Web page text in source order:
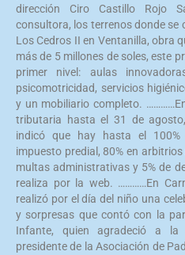
dirección Ciro Castillo Rojo
consultora, los terrenos donde se
Los Cedros II en Ventanilla, obra
más de 5 millones de soles, este
primer nivel: aulas
psicomotricidad, servicios
y un mobiliario completo.
tributaria hasta el 31 de
indicó que hay hasta el
impuesto predial, 80% en
multas administrativas y 5% de
realiza por la web. …………En
realizó por el día del niño una
y sorpresas que contó con la
Infante, quien agradeció a la
presidente de la Asociación de